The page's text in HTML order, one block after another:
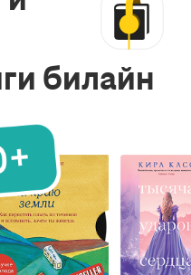
билайн